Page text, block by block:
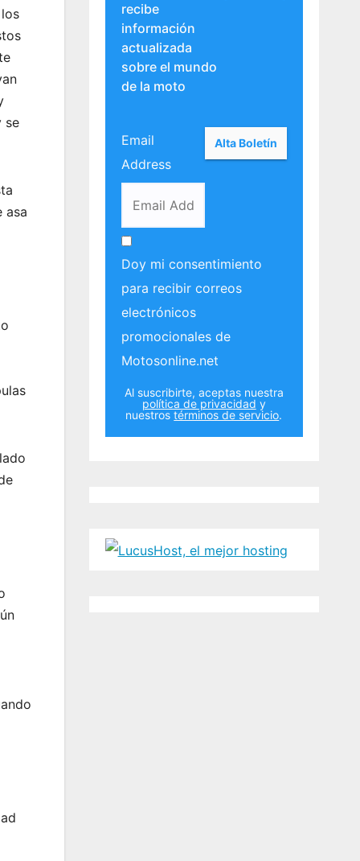
se
asa
recibe
información
actualizada
sobre el mundo
de la moto
Email
Address
Doy mi consentimiento
para recibir correos
electrónicos
promocionales de
Motosonline.net
Al suscribirte, aceptas nuestra
política de privacidad y
nuestrostérminos de servicio.